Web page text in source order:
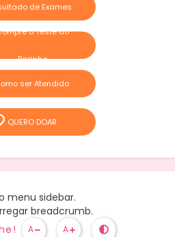
de Exames
o Teste do
Pezinho
ser Atendido
QUERO DOAR
menu sidebar.
breadcrumb.
A A